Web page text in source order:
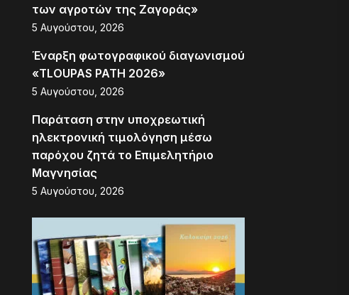
των αγροτών της Ζαγοράς»
5 Αυγούστου, 2026
Έναρξη φωτογραφικού διαγωνισμού
«TLOUPAS PATH 2026»
5 Αυγούστου, 2026
Παράταση στην υποχρεωτική
ηλεκτρονική τιμολόγηση μέσω
παρόχου ζητά το Επιμελητήριο
Μαγνησίας
5 Αυγούστου, 2026